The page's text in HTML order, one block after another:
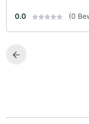
0.0 (0